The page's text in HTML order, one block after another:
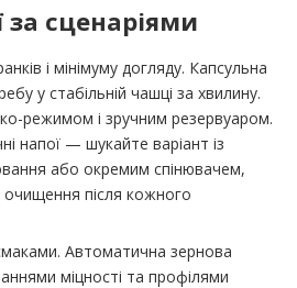
за сценаріями
і мінімуму догляду. Капсульна
у стабільній чашці за хвилину.
режимом і зручним резервуаром.
напої — шукайте варіант із
або окремим спінювачем,
після кожного
Автоматична зернова
міцності та профілями